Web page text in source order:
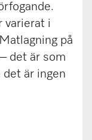
varierat i
på
det är som
det är ingen